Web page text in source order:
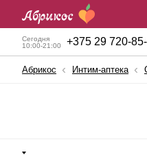
Сегодня
10:00-21:00
+375 29 720-
Абрикос Интим-аптека